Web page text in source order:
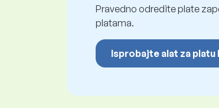
Pravedno odredite plate
platama.
Isprobajte alat za platu